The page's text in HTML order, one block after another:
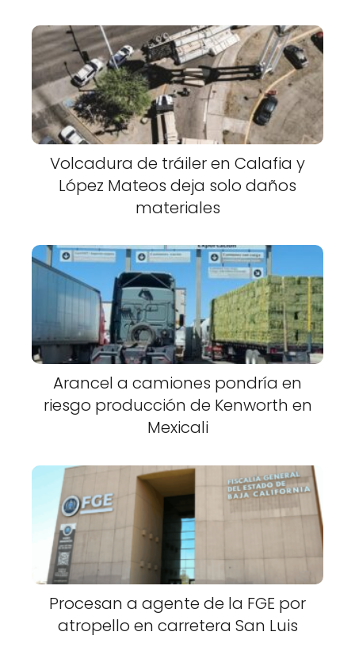
Volcadura de tráiler en Calafia y
López Mateos deja solo daños
materiales
Arancel a camiones pondría en
riesgo producción de Kenworth en
Mexicali
Procesan a agente de la FGE por
atropello en carretera San Luis